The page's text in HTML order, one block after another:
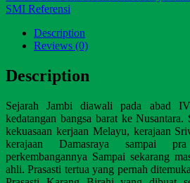
SMI Referensi
Description
Reviews (0)
Description
Sejarah Jambi diawali pada abad
kedatangan bangsa barat ke Nusantara.
kekuasaan kerjaan Melayu, kerajaan
kerajaan Damasraya sampai
perkembangannya Sampai sekarang
ahli. Prasasti tertua yang pernah